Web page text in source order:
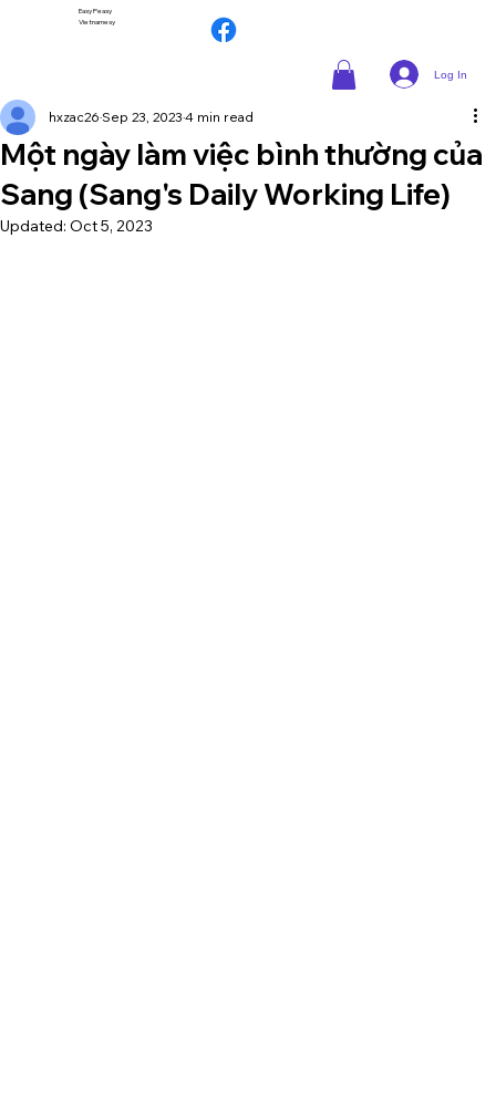
Easy Peasy
Vietnamesy
Log In
Một ngày làm việc bình thường của
Sang (Sang's Daily Working Life)
hxzac26 Sep 23, 2023 4 min read
Updated: Oct 5, 2023